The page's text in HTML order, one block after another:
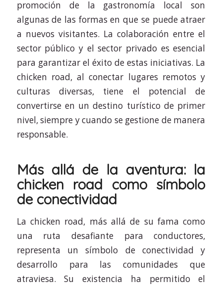
promoción de la gastronomía local son
algunas de las formas en que se puede atraer
a nuevos visitantes. La colaboración entre el
sector público y el sector privado es esencial
para garantizar el éxito de estas iniciativas. La
chicken road, al conectar lugares remotos y
culturas diversas, tiene el potencial de
convertirse en un destino turístico de primer
nivel, siempre y cuando se gestione de manera
responsable.
Más allá de la aventura: la
chicken road como símbolo
de conectividad
La chicken road, más allá de su fama como
una ruta desafiante para conductores,
representa un símbolo de conectividad y
desarrollo para las comunidades que
atraviesa. Su existencia ha permitido el